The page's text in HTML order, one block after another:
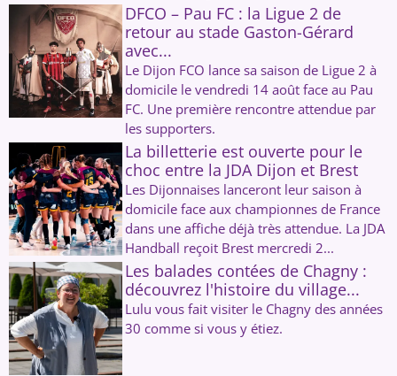
DFCO – Pau FC : la Ligue 2 de
retour au stade Gaston-Gérard
avec...
Le Dijon FCO lance sa saison de Ligue 2 à
domicile le vendredi 14 août face au Pau
FC. Une première rencontre attendue par
les supporters.
La billetterie est ouverte pour le
choc entre la JDA Dijon et Brest
Les Dijonnaises lanceront leur saison à
domicile face aux championnes de France
dans une affiche déjà très attendue. La JDA
Handball reçoit Brest mercredi 2...
Les balades contées de Chagny :
découvrez l'histoire du village...
Lulu vous fait visiter le Chagny des années
30 comme si vous y étiez.